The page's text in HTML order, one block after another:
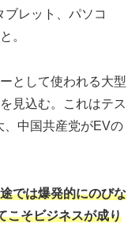
レット、パソコ
。
として使われる大型
見込む。これはテス
、中国共産党がEVの
では爆発的にのびな
こそビジネスが成り